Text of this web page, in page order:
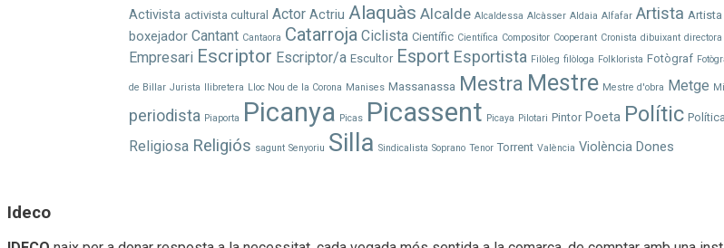
Activista activista cultural Actor Actriu Alaquàs Alcalde Alcaldessa Alcàsser Aldaia Alfafar Artista
boxejador Cantant Cantaora Catarroja Ciclista Científic Científica Compositor Cooperant Cronista dibuixant
Empresari Escriptor Escriptor/a Escultor Esport Esportista Filòleg filòloga Folklorista Fotògraf
de Billar Jurista llibretera Lloc Nou de la Corona Manises Massanassa Mestra Mestre Mestre d'obra Metge
periodista Piaporta Picanya Picas Picassent Picaya Pilotari Pintor Poeta Polític Política
Religiosa Religiós sagunt Senyoriu Silla Sindicalista Soprano Tenor Torrent València Violència Dones
Ideco